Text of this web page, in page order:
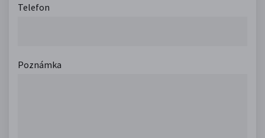
Telefon
Poznámka